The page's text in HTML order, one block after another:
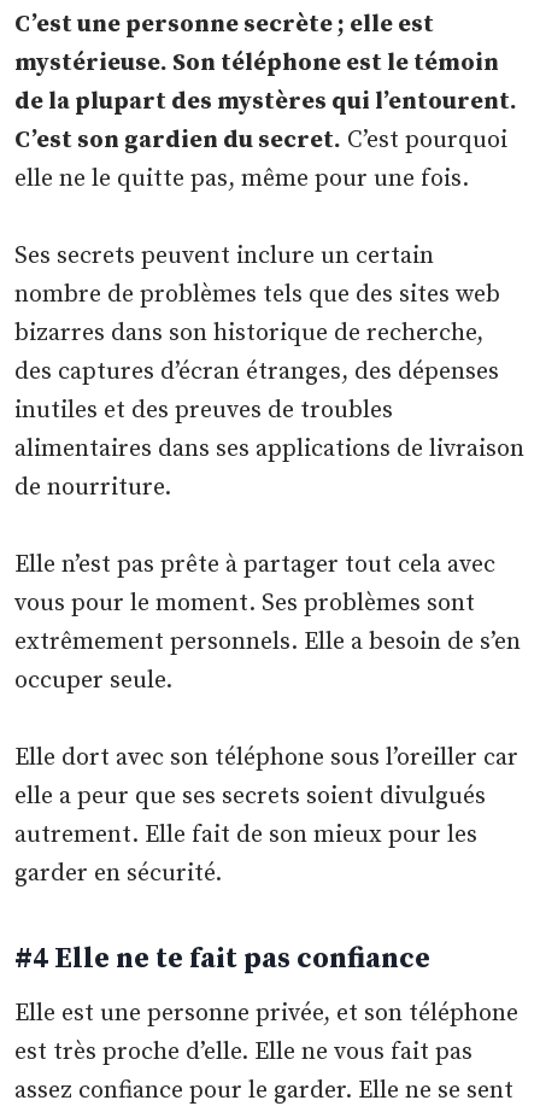
C’est une personne secrète ; elle est
mystérieuse. Son téléphone est le témoin
de la plupart des mystères qui l’entourent.
C’est son gardien du secret. C’est pourquoi
elle ne le quitte pas, même pour une fois.
Ses secrets peuvent inclure un certain
nombre de problèmes tels que des sites web
bizarres dans son historique de recherche,
des captures d’écran étranges, des dépenses
inutiles et des preuves de troubles
alimentaires dans ses applications de livraison
de nourriture.
Elle n’est pas prête à partager tout cela avec
vous pour le moment. Ses problèmes sont
extrêmement personnels. Elle a besoin de s’en
occuper seule.
Elle dort avec son téléphone sous l’oreiller car
elle a peur que ses secrets soient divulgués
autrement. Elle fait de son mieux pour les
garder en sécurité.
#4 Elle ne te fait pas confiance
Elle est une personne privée, et son téléphone
est très proche d’elle. Elle ne vous fait pas
assez confiance pour le garder. Elle ne se sent